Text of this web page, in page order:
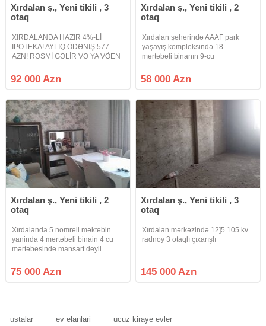
Xırdalan ş., Yeni tikili , 3
otaq
XIRDALANDA HAZIR 4%-Lİ
İPOTEKA! AYLIQ ÖDƏNİŞ 577
AZN! RƏSMİ GƏLİR VƏ YA VÖEN
şəhəri, Bakı –Sumqayıt yolu 17-ci
km, Ər-Riyad Ticarət mərkəzi ilə
MTK-ya məxsus 15
92 000 Azn
Xırdalan ş., Yeni tikili , 2
otaq
Xırdalan şəhərində AAAF park
yaşayış kompleksində 18-
mərtəbəli binanın 9-cu
m2 olan 2-otağa düzəlmə təmirli
mənzil Əşyalarla birlikdə satılr.
mərkəzi,
58 000 Azn
Xırdalan ş., Yeni tikili , 2
otaq
Xırdalanda 5 nomreli məktebin
yaninda 4 mərtəbeli binain 4 cu
mərtəbesinde mansart deyil
temirli qaz su işiq diamdir sənət
hələlk müqavilə mətbəx mebeli
75 000 Azn
Xırdalan ş., Yeni tikili , 3
otaq
Xırdalan mərkəzində 12]5 105 kv
radnoy 3 otaqlı çıxarışlı
145 000 Azn
ustalar ev elanlari ucuz kiraye evler